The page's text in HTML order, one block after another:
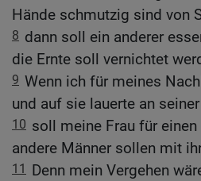
Hände schmutzig sind von
8 dann soll ein anderer
die Ernte soll vernichtet
9 Wenn ich für meines
und auf sie lauerte an seiner
10 soll meine Frau für
andere Männer sollen mit
11
Denn mein Vergehen